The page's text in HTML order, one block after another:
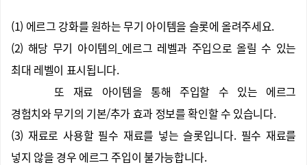
(1) 에르그 강화를 원하는 무기 아이템을 슬롯에 올려주세요.
(2) 해당 무기 아이템의 에르그 레벨과 주입으로 올릴 수 있는
최대 레벨이 표시됩니다.
또 재료 아이템을 통해 주입할 수 있는 에르그
경험치와 무기의 기본/추가 효과 정보를 확인할 수 있습니다.
(3) 재료로 사용할 필수 재료를 넣는 슬롯입니다. 필수 재료를
넣지 않을 경우 에르그 주입이 불가능합니다.